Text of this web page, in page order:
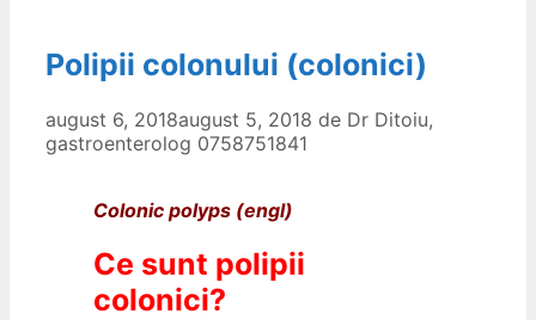
Polipii colonului (colonici)
august 6, 2018august 5, 2018 de Dr Ditoiu,
gastroenterolog 0758751841
Colonic polyps (engl)
Ce sunt polipii
colonici?